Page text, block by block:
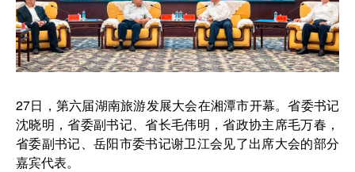
27日，第六届湖南旅游发展大会在湘潭市开幕。省委书记
沈晓明，省委副书记、省长毛伟明，省政协主席毛万春，
省委副书记、岳阳市委书记谢卫江会见了出席大会的部分
嘉宾代表。